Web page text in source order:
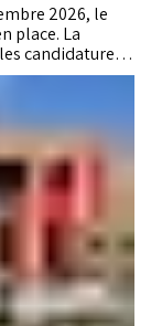
2026, le
place. La
candidatures
et neutre, dans
du
inclusive et